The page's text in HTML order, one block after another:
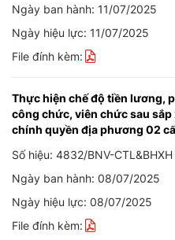
Ngày ban hành: 11/07/2025
Ngày hiệu lực: 11/07/2025
File đính kèm:
Thực hiện chế độ tiền lương,
công chức, viên chức sau
chính quyền địa phương 02
Số hiệu: 4832/BNV-CTL&BHXH
Ngày ban hành: 08/07/2025
Ngày hiệu lực: 08/07/2025
File đính kèm: